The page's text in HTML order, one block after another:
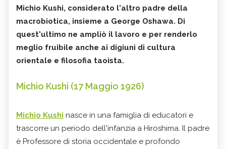
Michio Kushi, considerato l'altro padre della
macrobiotica, insieme a George Oshawa. Di
quest'ultimo ne ampliò il lavoro e per renderlo
meglio fruibile anche ai digiuni di cultura
orientale e filosofia taoista.
Michio Kushi (17 Maggio 1926)
Michio Kushi nasce in una famiglia di educatori e
trascorre un periodo dell'infanzia a Hiroshima. Il padre
è Professore di storia occidentale e profondo